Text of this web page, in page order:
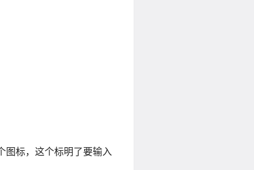
图标，这个标明了要输入